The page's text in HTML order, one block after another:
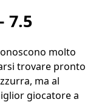
7.5
molto
trovare pronto
ma al
giocatore a